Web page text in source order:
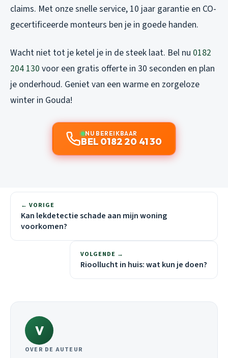
claims. Met onze snelle service, 10 jaar garantie en CO-
gecertificeerde monteurs ben je in goede handen.
Wacht niet tot je ketel je in de steek laat. Bel nu 0182
204 130 voor een gratis offerte in 30 seconden en plan
je onderhoud. Geniet van een warme en zorgeloze
winter in Gouda!
NU BEREIKBAAR
BEL 0182 20 41 30
← VORIGE
Kan lekdetectie schade aan mijn woning
voorkomen?
VOLGENDE →
Rioollucht in huis: wat kun je doen?
V
OVER DE AUTEUR